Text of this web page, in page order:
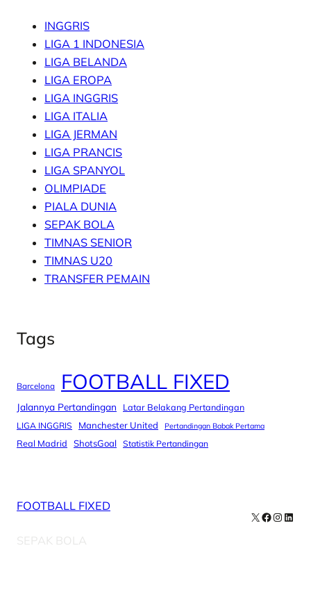
INGGRIS
LIGA 1 INDONESIA
LIGA BELANDA
LIGA EROPA
LIGA INGGRIS
LIGA ITALIA
LIGA JERMAN
LIGA PRANCIS
LIGA SPANYOL
OLIMPIADE
PIALA DUNIA
SEPAK BOLA
TIMNAS SENIOR
TIMNAS U20
TRANSFER PEMAIN
Tags
Barcelona FOOTBALL FIXED
Jalannya Pertandingan Latar Belakang Pertandingan
LIGA INGGRIS Manchester United Pertandingan Babak Pertama
Real Madrid ShotsGoal Statistik Pertandingan
FOOTBALL FIXED
SEPAK BOLA
X Facebook